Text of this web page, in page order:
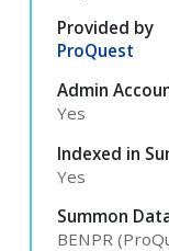
Provided by
ProQuest
Admin
Yes
Indexed in
Yes
Summon
BENPR